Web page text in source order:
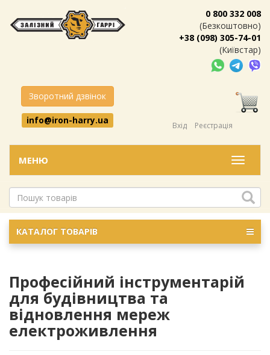
0 800 332 008
(Безкоштовно)
+38 (098) 305-74-01
(Київстар)
Зворотний дзвінок
info@iron-harry.ua
Вхід Реєстрація
Меню
МЕНЮ
КАТАЛОГ ТОВАРІВ
Професійний інструментарій
для будівництва та
відновлення мереж
електроживлення